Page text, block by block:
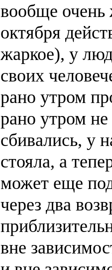
вообще очень
октября
жаркое), у
своих
рано утром
рано утром не
сбивались, у
стояла, а
может еще
через два
вне